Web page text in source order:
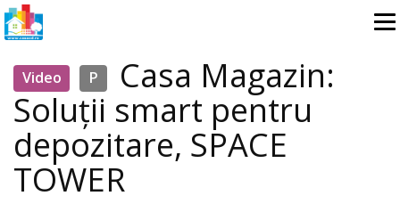
Video P Casa Magazin:
Soluții smart pentru
depozitare, SPACE
TOWER